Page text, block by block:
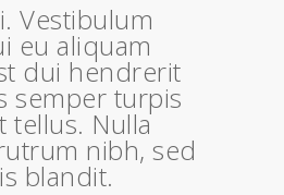
Vestibulum
eu aliquam
dui hendrerit
semper turpis
tellus. Nulla
nibh, sed
blandit.